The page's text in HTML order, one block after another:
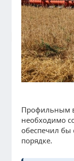
Профильным
необходимо
обеспечил бы
порядке.